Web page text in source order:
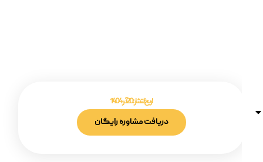
20 آذر 1404
دریافت مشاوره رایگان